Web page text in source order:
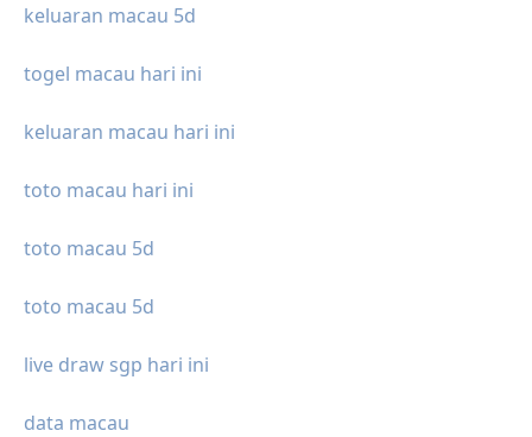
keluaran macau 5d
togel macau hari ini
keluaran macau hari ini
toto macau hari ini
toto macau 5d
toto macau 5d
live draw sgp hari ini
data macau